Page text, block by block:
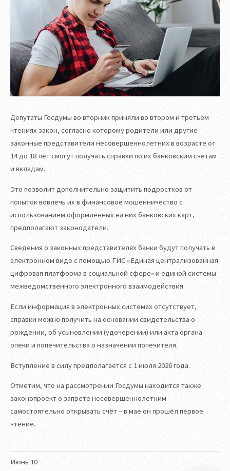
Июнь 10
Депутаты Госдумы во вторник приняли во втором и третьем
чтениях закон, согласно которому родители или другие
законные представители несовершеннолетних в возрасте от
14 до 18 лет смогут получать справки по их банковским счетам
и вкладам.
Это позволит дополнительно защитить подростков от
попыток вовлечь их в финансовое мошенничество с
использованием оформленных на них банковских карт,
предполагают законодатели.
Сведения о законных представителях банки будут получать в
электронном виде с помощью ГИС «Единая централизованная
цифровая платформа в социальной сфере» и единой системы
межведомственного электронного взаимодействия.
Если информация в электронных системах отсутствует,
справки можно получить на основании свидетельства о
рождении, об усыновлении (удочерении) или акта органа
опеки и попечительства о назначении попечителя.
Вступление в силу предполагается с 1 июля 2026 года.
Отметим, что на рассмотрении Госдумы находится также
законопроект о запрете несовершеннолетним
самостоятельно открывать счёт – в мае он прошёл первое
чтение.